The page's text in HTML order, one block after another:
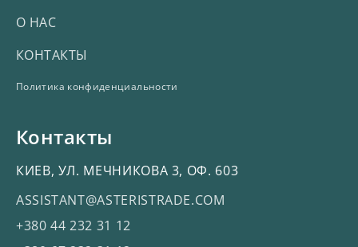
О НАС
КОНТАКТЫ
Политика конфиденциальности
Контакты
КИЕВ, УЛ. МЕЧНИКОВА 3, ОФ. 603
ASSISTANT@ASTERISTRADE.COM
+380 44 232 31 12